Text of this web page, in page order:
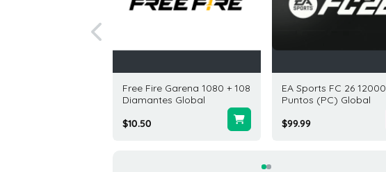
Free Fire Garena 1080 + 108
Diamantes Global
$10.50
EA Sports FC 26 12000
Puntos (PC) Global
$99.99